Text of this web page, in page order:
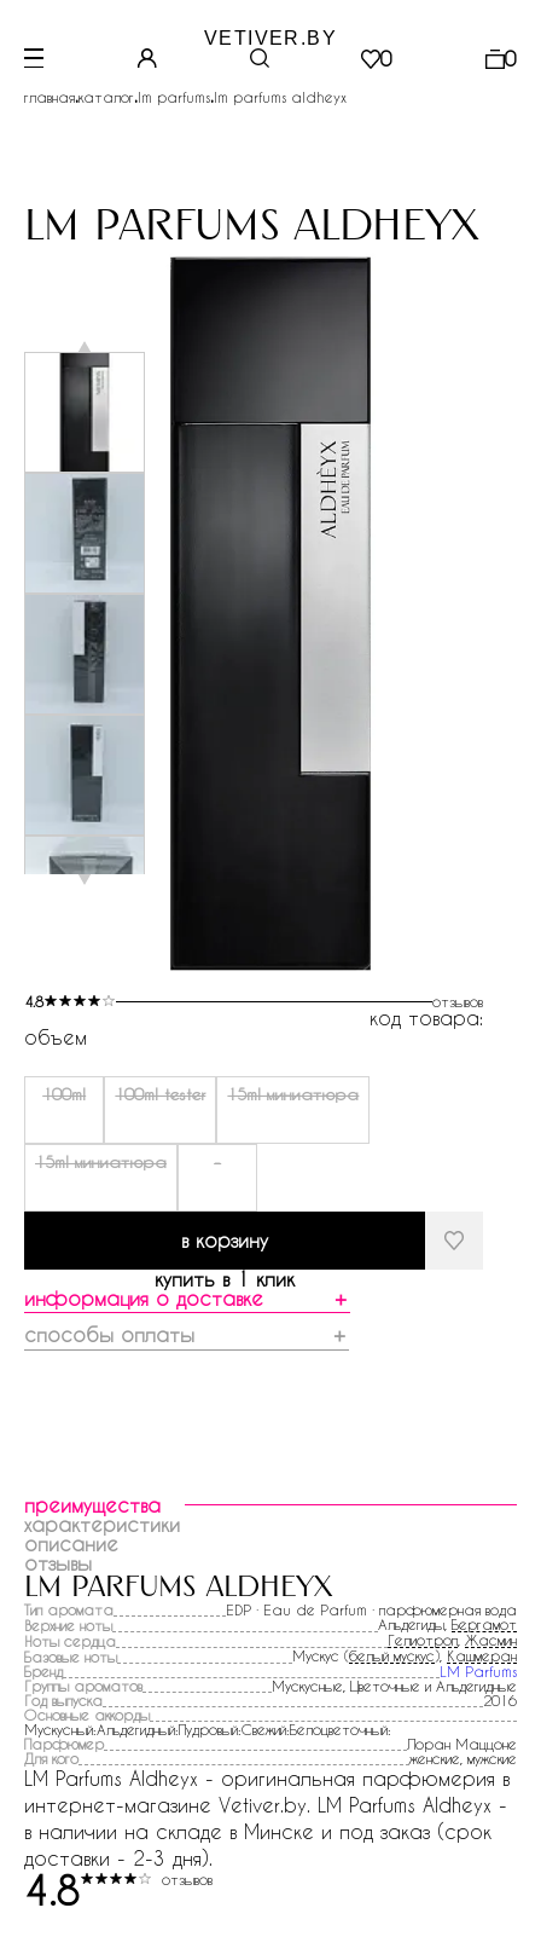
VETIVER.BY
0 0
главная.каталог.lm parfums.lm parfums aldheyx
lm parfums aldheyx
4.8 отзывов
код товара:
объем
100ml 100ml tester 15ml миниатюра
15ml миниатюра -
в корзину
купить в 1 клик
информация о доставке
＋
способы оплаты
＋
преимущества
характеристики
описание
отзывы
lm parfums aldheyx
Тип аромата
EDP · Eau de Parfum · парфюмерная вода
Верхние ноты
Альдегиды,Бергамот
Ноты сердца
Гелиотроп Жасмин
Базовые ноты
Мускус (белый мускус), Кашмеран
Бренд
LM Parfums
Группы ароматов
Мускусные, Цветочные и Альдегидные
Год выпуска
2016
Основные аккорды
Мускусный:Альдегидный:Пудровый:Свежий:Белоцветочный:
Парфюмер
Лоран Маццоне
Для кого
женские, мужские
LM Parfums Aldheyx - оригинальная парфюмерия в
интернет-магазине Vetiver.by. LM Parfums Aldheyx -
в наличии на складе в Минске и под заказ (срок
доставки - 2-3 дня).
4.8 отзывов